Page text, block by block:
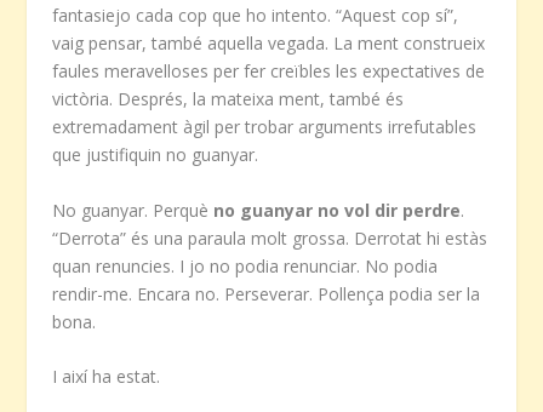
fantasiejo cada cop que ho intento. “Aquest cop sí”,
vaig pensar, també aquella vegada. La ment construeix
faules meravelloses per fer creïbles les expectatives de
victòria. Després, la mateixa ment, també és
extremadament àgil per trobar arguments irrefutables
que justifiquin no guanyar.
No guanyar. Perquè no guanyar no vol dir perdre.
“Derrota” és una paraula molt grossa. Derrotat hi estàs
quan renuncies. I jo no podia renunciar. No podia
rendir-me. Encara no. Perseverar. Pollença podia ser la
bona.
I així ha estat.